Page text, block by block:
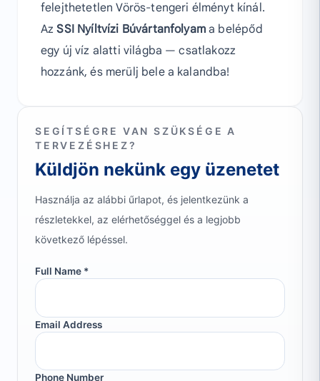
felejthetetlen Vörös-tengeri élményt kínál.
AzSSI Nyíltvízi Búvártanfolyama belépőd
egy új víz alatti világba — csatlakozz
hozzánk, és merülj bele a kalandba!
SEGÍTSÉGRE VAN SZÜKSÉGE A
TERVEZÉSHEZ?
Küldjön nekünk egy üzenetet
Használja az alábbi űrlapot, és jelentkezünk a
részletekkel, az elérhetőséggel és a legjobb
következő lépéssel.
Full Name *
Email Address
Phone Number